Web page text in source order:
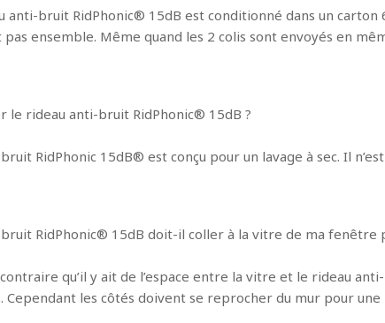
anti-bruit RidPhonic® 15dB est conditionné dans un
pas ensemble. Même quand les 2 colis sont envoyés en
le rideau anti-bruit RidPhonic® 15dB ?
RidPhonic 15dB® est conçu pour un lavage à sec. Il
RidPhonic® 15dB doit-il coller à la vitre de ma fenêtre
qu’il y ait de l’espace entre la vitre et le rideau
Cependant les côtés doivent se reprocher du mur pour